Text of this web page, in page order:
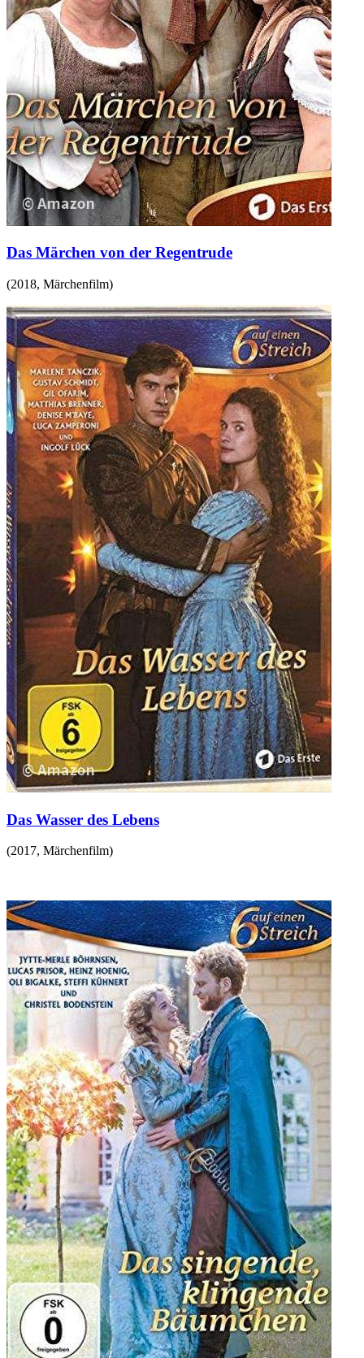
Das Märchen von der Regentrude
(2018, Märchenfilm)
Das Wasser des Lebens
(2017, Märchenfilm)